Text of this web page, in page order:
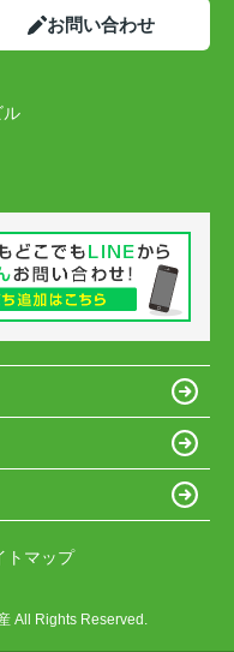
お問い合わせ
ル
トマップ
All Rights Reserved.